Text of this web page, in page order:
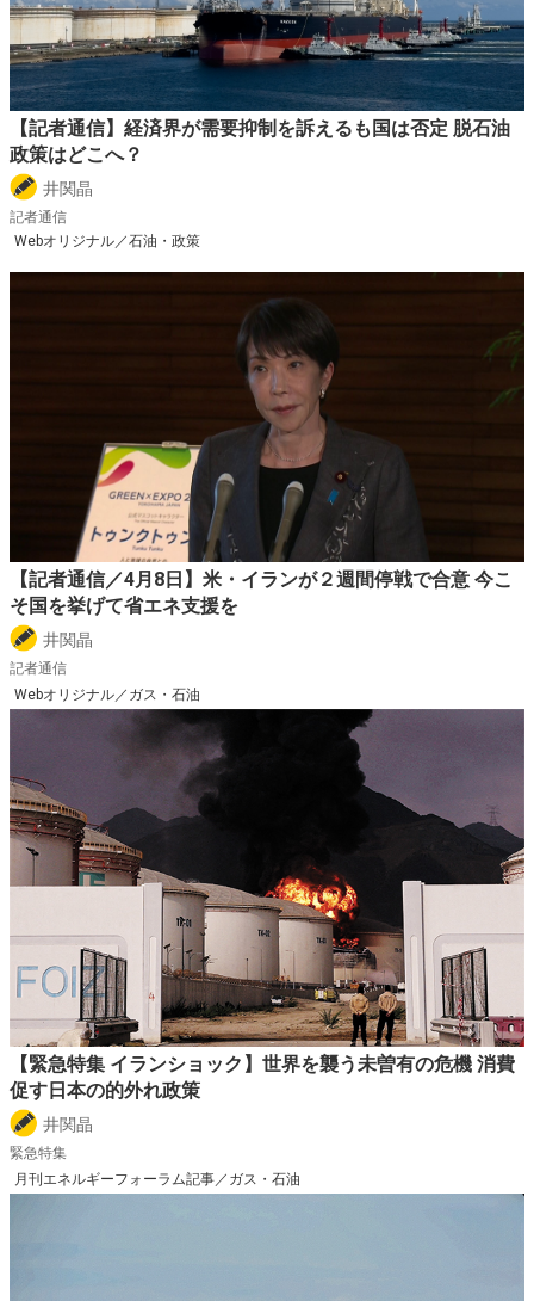
【記者通信】経済界が需要抑制を訴えるも国は否定 脱石油
政策はどこへ？
井関晶
記者通信
Webオリジナル／石油・政策
【記者通信／4月8日】米・イランが２週間停戦で合意 今こ
そ国を挙げて省エネ支援を
井関晶
記者通信
Webオリジナル／ガス・石油
【緊急特集 イランショック】世界を襲う未曽有の危機 消費
促す日本の的外れ政策
井関晶
緊急特集
月刊エネルギーフォーラム記事／ガス・石油